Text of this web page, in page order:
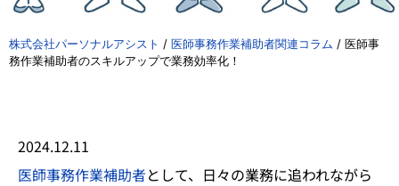
株式会社パーソナルアシスト / 医師事務作業補助者関連コラム / 医師事
務作業補助者のスキルアップで業務効率化！
2024.12.11
医師事務作業補助者として、日々の業務に追われながら